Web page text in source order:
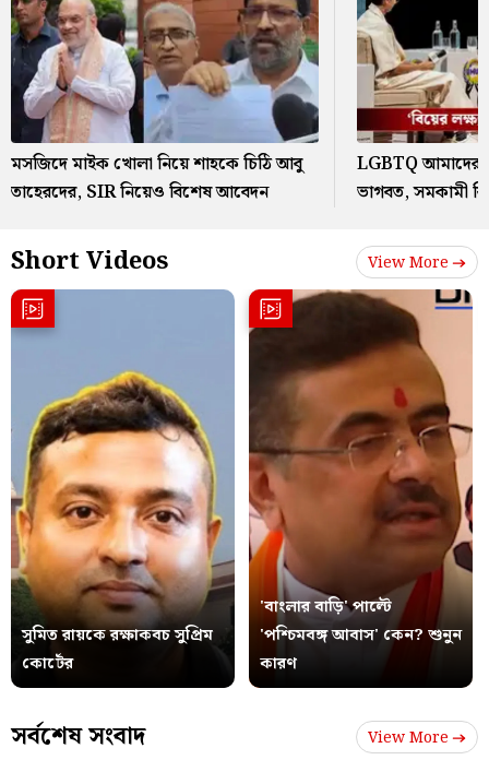
মসজিদে মাইক খোলা নিয়ে শাহকে চিঠি আবু
তাহেরদের, SIR নিয়েও বিশেষ আবেদন
LGBTQ আমাদের
ভাগবত, সমকামী
Short Videos View More
সুমিত রায়কে রক্ষাকবচ সুপ্রিম
কোর্টের
'বাংলার বাড়ি' পাল্টে
'পশ্চিমবঙ্গ আবাস' কেন? শুনুন
কারণ
সর্বশেষ সংবাদ View More